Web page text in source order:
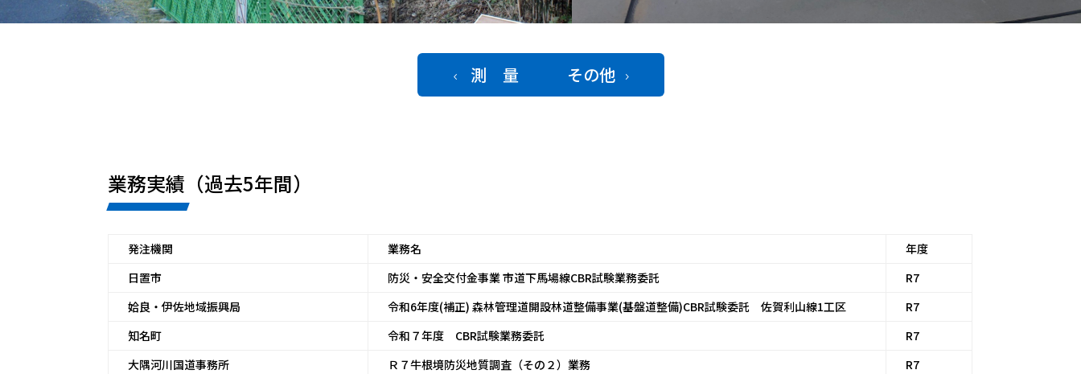
4 測 量 その他 5
業務実績（過去5年間）
発注機関 業務名
年度
日置市
防災・安全交付金事業 市道下馬場線CBR試験業務委託
R7
姶良・伊佐地域振興局
令和6年度(補正) 森林管理道開設林道整備事業(基盤道整備)CBR試験委託 佐賀利山線1工区
R7
知名町
令和７年度 CBR試験業務委託
R7
大隅河川国道事務所
Ｒ７牛根境防災地質調査（その２）業務
R7